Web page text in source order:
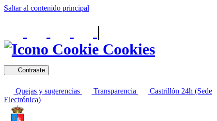
Saltar al contenido principal
|
Cookies
Contraste
Quejas y sugerencias Transparencia
Castrillón 24h (Sede
Electrónica)